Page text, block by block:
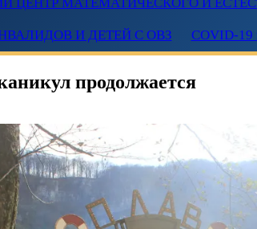
И ДЕТЕЙ С ОВЗ COVID-
продолжается